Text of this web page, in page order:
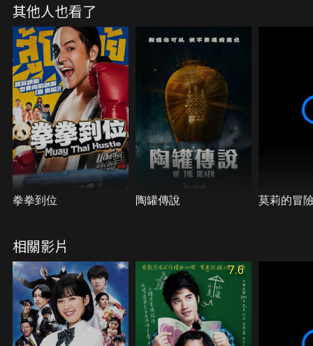
暗戀互助會。慢慢地，阿梅與阿紅越來越靠近，卻仍
苦惱自己異於常人的放電體質，她該如何為愛向前衝
呢？
其他人也看了
拳拳到位 陶罐傳說 莫莉的冒
相關影片
7.6